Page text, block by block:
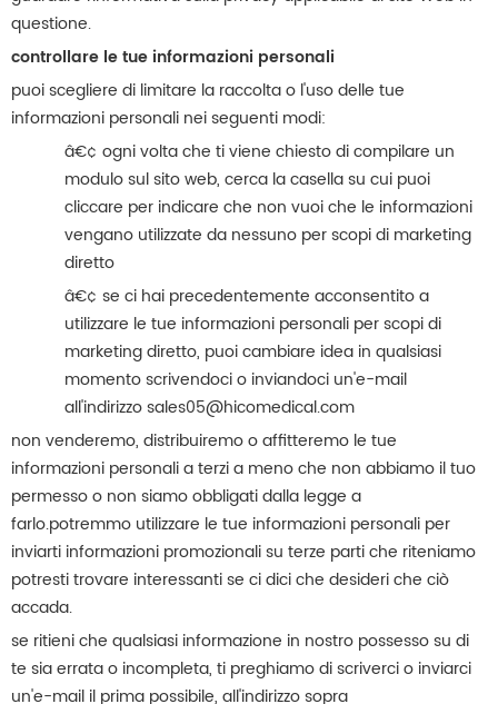
questione.
controllare le tue informazioni personali
puoi scegliere di limitare la raccolta o l'uso delle tue
informazioni personali nei seguenti modi:
â€¢ ogni volta che ti viene chiesto di compilare un
modulo sul sito web, cerca la casella su cui puoi
cliccare per indicare che non vuoi che le informazioni
vengano utilizzate da nessuno per scopi di marketing
diretto
â€¢ se ci hai precedentemente acconsentito a
utilizzare le tue informazioni personali per scopi di
marketing diretto, puoi cambiare idea in qualsiasi
momento scrivendoci o inviandoci un'e-mail
all'indirizzo sales05@hicomedical.com
non venderemo, distribuiremo o affitteremo le tue
informazioni personali a terzi a meno che non abbiamo il tuo
permesso o non siamo obbligati dalla legge a
farlo.potremmo utilizzare le tue informazioni personali per
inviarti informazioni promozionali su terze parti che riteniamo
potresti trovare interessanti se ci dici che desideri che ciò
accada.
se ritieni che qualsiasi informazione in nostro possesso su di
te sia errata o incompleta, ti preghiamo di scriverci o inviarci
un'e-mail il prima possibile, all'indirizzo sopra